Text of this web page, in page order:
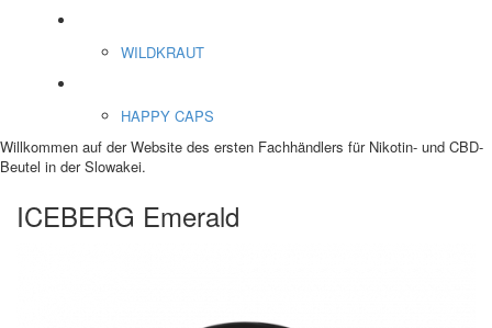
WILDKRAUT
HAPPY CAPS
Willkommen auf der Website des ersten Fachhändlers für Nikotin- und CBD-
Beutel in der Slowakei.
ICEBERG Emerald